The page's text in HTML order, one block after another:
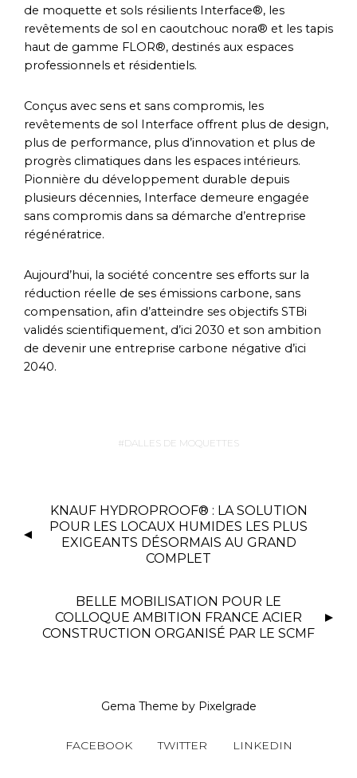
de moquette et sols résilients Interface®, les
revêtements de sol en caoutchouc nora® et les tapis
haut de gamme FLOR®, destinés aux espaces
professionnels et résidentiels.
Conçus avec sens et sans compromis, les
revêtements de sol Interface offrent plus de design,
plus de performance, plus d’innovation et plus de
progrès climatiques dans les espaces intérieurs.
Pionnière du développement durable depuis
plusieurs décennies, Interface demeure engagée
sans compromis dans sa démarche d’entreprise
régénératrice.
Aujourd’hui, la société concentre ses efforts sur la
réduction réelle de ses émissions carbone, sans
compensation, afin d’atteindre ses objectifs STBi
validés scientifiquement, d’ici 2030 et son ambition
de devenir une entreprise carbone négative d’ici
2040.
DALLES DE MOQUETTES
KNAUF HYDROPROOF® : LA SOLUTION
POUR LES LOCAUX HUMIDES LES PLUS
EXIGEANTS DÉSORMAIS AU GRAND
COMPLET
BELLE MOBILISATION POUR LE
COLLOQUE AMBITION FRANCE ACIER
CONSTRUCTION ORGANISÉ PAR LE SCMF
Gema Theme by Pixelgrade
FACEBOOK TWITTER LINKEDIN